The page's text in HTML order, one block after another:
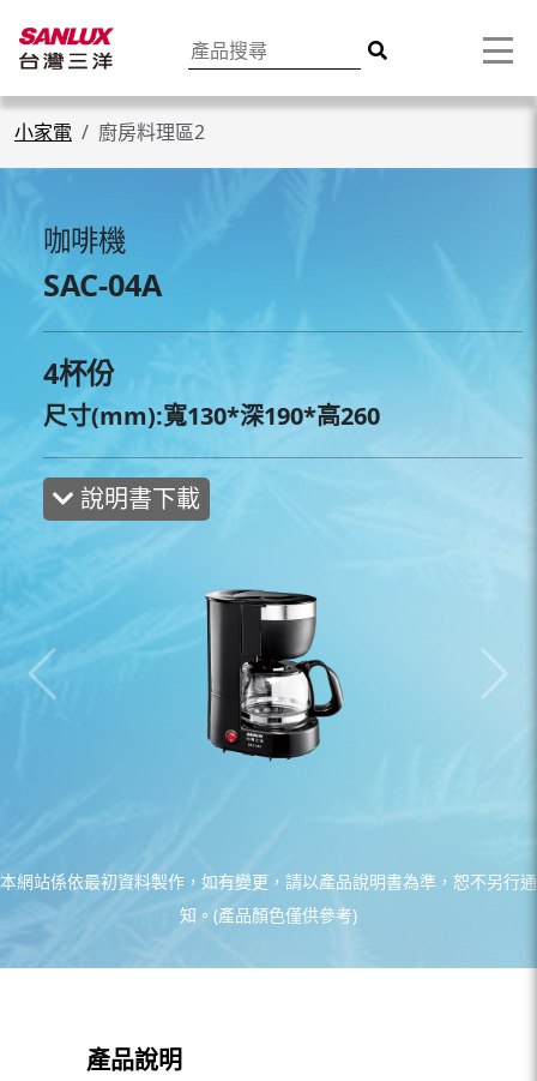
小家電 廚房料理區2
咖啡機
SAC-04A
4杯份
尺寸(mm):寬130*深190*高260
說明書下載
本網站係依最初資料製作，如有變更，請以產品說明書為準，恕不另行通
知。(產品顏色僅供參考)
產品說明